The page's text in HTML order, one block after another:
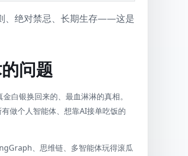
、绝对禁忌、长期生存——这是
问题
白银换回来的、最血淋淋的真相。
做个人智能体、想靠AI接单吃饭的
、思维链、多智能体玩得滚瓜